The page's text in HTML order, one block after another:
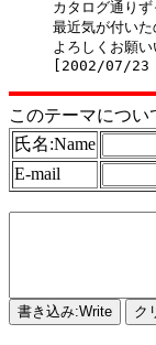
カタログ通りず
最近気が付い
よろしくお願い
このテーマについ
氏名:Name
E-mail